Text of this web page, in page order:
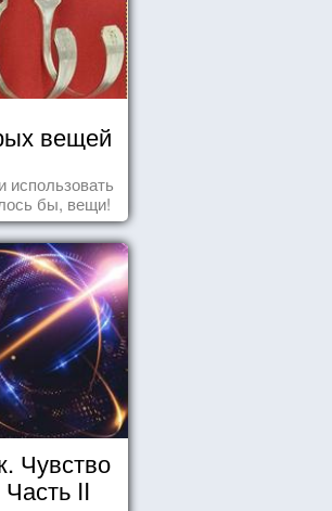
вещей
использовать
бы, вещи!
Чувство
II